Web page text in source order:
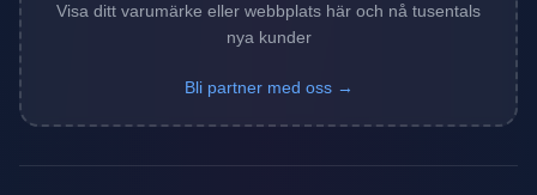
Visa ditt varumärke eller webbplats här och nå tusentals
nya kunder
Bli partner med oss →